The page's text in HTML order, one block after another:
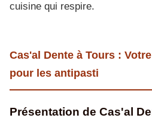
cuisine qui respire.
Cas'al Dente à Tours :
pour les antipasti
Présentation de Cas'al